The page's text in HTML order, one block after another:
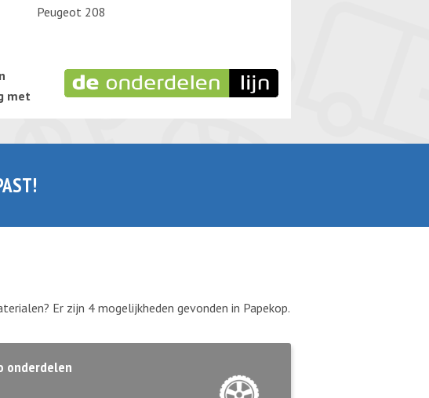
Peugeot 208
met
Er zijn 4 mogelijkheden gevonden in Papekop.
onderdelen